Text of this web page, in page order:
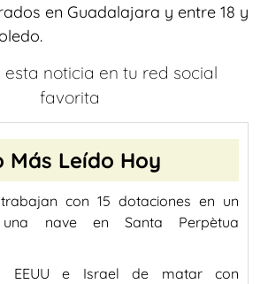
en Guadalajara y entre 18 y
noticia en tu red social
favorita
Más Leído Hoy
con 15 dotaciones en un
nave en Santa Perpètua
EEUU e Israel de matar con